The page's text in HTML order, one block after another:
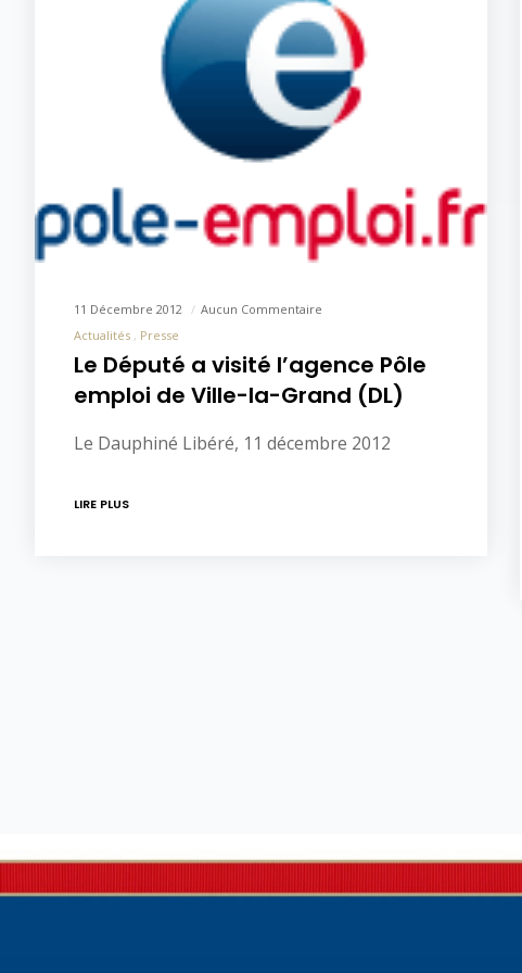
11 Décembre 2012
Aucun Commentaire
Actualités
Presse
Le Député a visité l’agence Pôle
emploi de Ville-la-Grand (DL)
Le Dauphiné Libéré, 11 décembre 2012
LIRE PLUS